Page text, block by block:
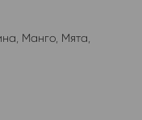
Манго Мята